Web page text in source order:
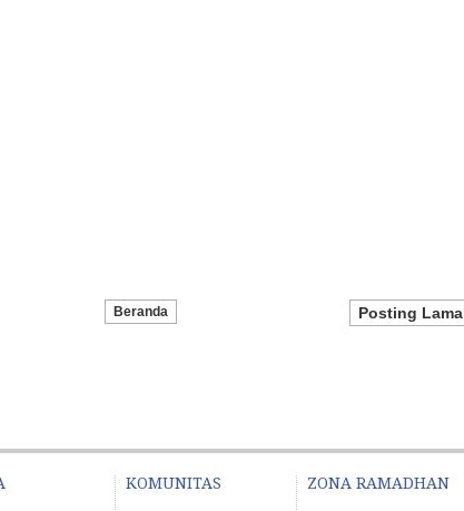
Posting Lama
Beranda
KOMUNITAS ZONA RAMADHAN